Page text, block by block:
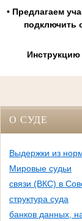
• Предлагаем
подключить
О СУДЕ
Выдержки из
Мировые судьи
связи (ВКС) в
структура суда
банков данных,